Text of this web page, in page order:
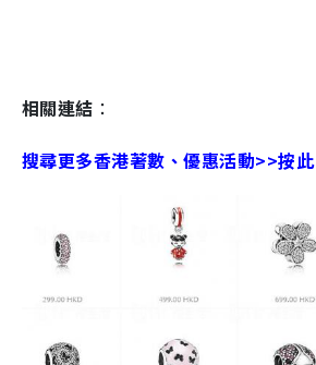
相關連結 ：
搜尋更多香港著數、優惠活動>>按此